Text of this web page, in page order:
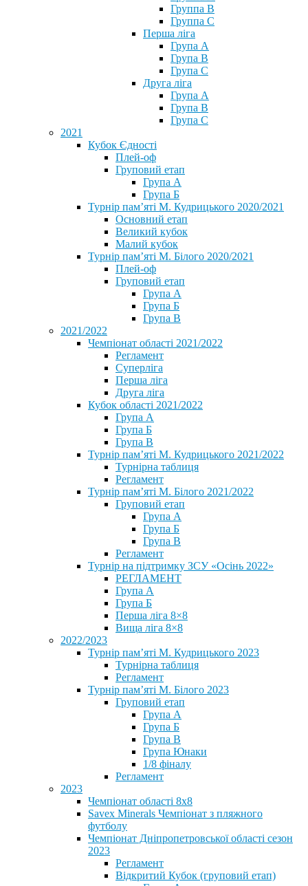
Группа B
Группа C
Перша ліга
Група A
Група B
Група C
Друга ліга
Група A
Група B
Група C
2021
Кубок Єдності
Плей-оф
Груповий етап
Група А
Група Б
Турнір пам’яті М. Кудрицького 2020/2021
Основний етап
Великий кубок
Малий кубок
Турнір пам’яті М. Білого 2020/2021
Плей-оф
Груповий етап
Група А
Група Б
Група В
2021/2022
Чемпіонат області 2021/2022
Регламент
Суперліга
Перша ліга
Друга ліга
Кубок області 2021/2022
Група А
Група Б
Група В
Турнір пам’яті М. Кудрицького 2021/2022
Турнірна таблиця
Регламент
Турнір пам’яті М. Білого 2021/2022
Груповий етап
Група А
Група Б
Група В
Регламент
Турнір на підтримку ЗСУ «Осінь 2022»
РЕГЛАМЕНТ
Група А
Група Б
Перша ліга 8×8
Вища ліга 8×8
2022/2023
Турнір пам’яті М. Кудрицького 2023
Турнірна таблиця
Регламент
Турнір пам’яті М. Білого 2023
Груповий етап
Група А
Група Б
Група В
Група Юнаки
1/8 фіналу
Регламент
2023
Чемпіонат області 8х8
Savex Minerals Чемпіонат з пляжного
футболу
Чемпіонат Дніпропетровської області сезон
2023
Регламент
Відкритий Кубок (груповий етап)